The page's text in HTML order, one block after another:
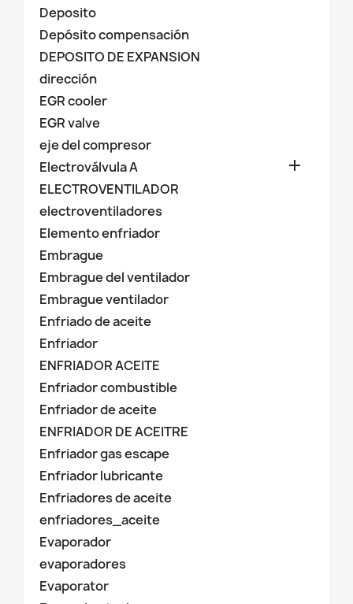
Deposito
Depósito compensación
DEPOSITO DE EXPANSION
dirección
EGR cooler
EGR valve
eje del compresor
Electroválvula A

ELECTROVENTILADOR
electroventiladores
Elemento enfriador
Embrague
Embrague del ventilador
Embrague ventilador
Enfriado de aceite
Enfriador
ENFRIADOR ACEITE
Enfriador combustible
Enfriador de aceite
ENFRIADOR DE ACEITRE
Enfriador gas escape
Enfriador lubricante
Enfriadores de aceite
enfriadores_aceite
Evaporador
evaporadores
Evaporator